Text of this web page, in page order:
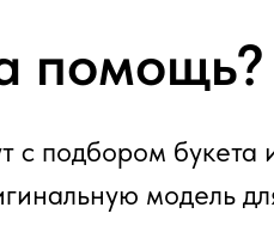
помощь?
с подбором букета
модель